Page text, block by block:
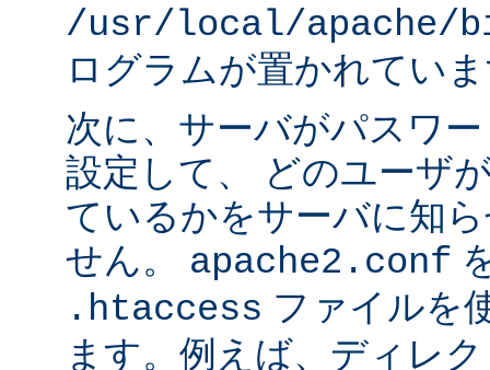
/usr/local/apache/
ログラムが置かれてい
次に、サーバがパスワ
設定して、 どのユーザ
ているかをサーバに知
せん。 apache2.conf
.htaccess ファイルを
ます。例えば、ディレ